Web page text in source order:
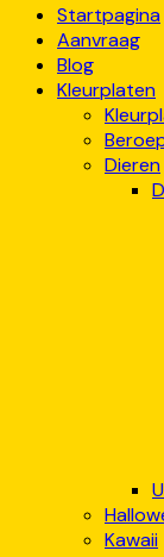
Startpagina
Aanvraag
Blog
Kleurplaten
Dieren
Kawaii